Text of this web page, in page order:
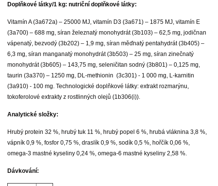
Doplňkové látky/1 kg: nutriční doplňkové látky:
Vitamín A (3a672a) – 25000 MJ, vitamín D3 (3a671) – 1875 MJ, vitamín E
(3a700) – 688 mg, síran železnatý monohydrát (3b103) – 62,5 mg, jodičnan
vápenatý, bezvodý (3b202) – 1,9 mg, síran měďnatý pentahydrát (3b405) –
6,3 mg, síran manganatý monohydrát (3b503) – 25 mg, síran zinečnatý
monohydrát (3b605) – 143,75 mg, seleničitan sodný (3b801) – 0,125 mg,
taurin (3a370) – 1250 mg, DL-methionin (3c301) - 1 000 mg, L-karnitin
(3a910) - 100 mg. Technologické doplňkové látky: extrakt rozmarýnu,
tokoferolové extrakty z rostlinných olejů (1b306(i)).
Analytické složky:
Hrubý protein 32 %, hrubý tuk 11 %, hrubý popel 6 %, hrubá vláknina 3,8 %,
vápník 0,9 %, fosfor 0,75 %, draslík 0,9 %, sodík 0,5 %, hořčík 0,06 %,
omega-3 mastné kyseliny 0,24 %, omega-6 mastné kyseliny 2,58 %.
Dávkování: